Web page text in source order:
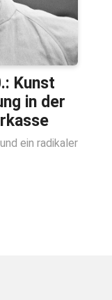
Kunst
in der
ein radikaler